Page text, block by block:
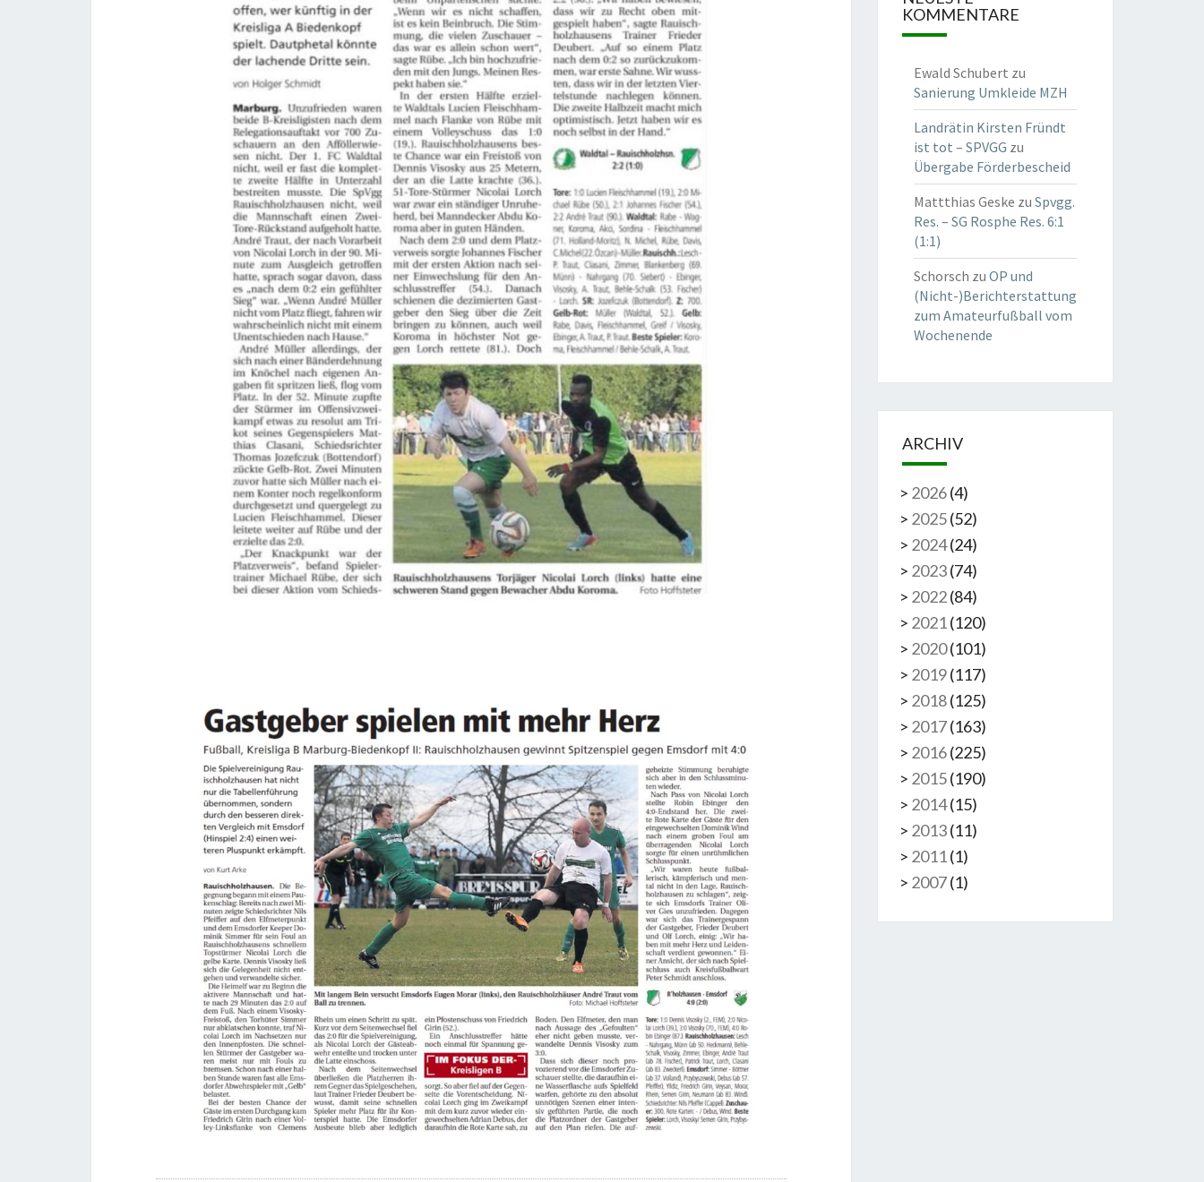
KOMMENTARE
Ewald Schubert zu
Sanierung Umkleide MZH
Landrätin Kirsten Fründt
ist tot – SPVGG zu
Übergabe Förderbescheid
Mattthias Geske zu Spvgg.
Res. – SG Rosphe Res. 6:1
(1:1)
Schorsch zu OP und
(Nicht-)Berichterstattung
zum Amateurfußball vom
Wochenende
ARCHIV
> 2026 (4)
> 2025 (52)
> 2024 (24)
> 2023 (74)
> 2022 (84)
> 2021 (120)
> 2020 (101)
> 2019 (117)
> 2018 (125)
> 2017 (163)
> 2016 (225)
> 2015 (190)
> 2014 (15)
> 2013 (11)
> 2011 (1)
> 2007 (1)